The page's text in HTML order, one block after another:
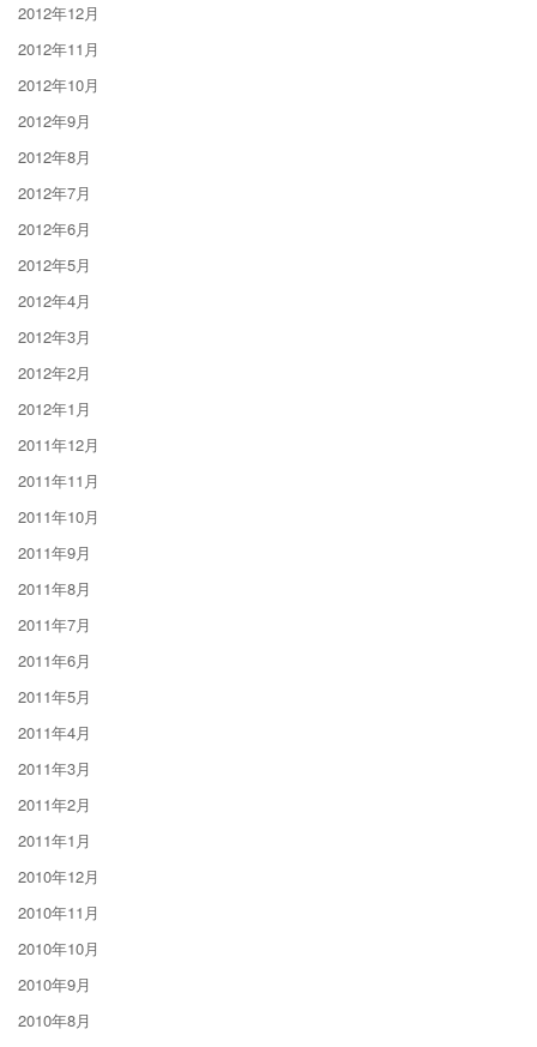
2012年12月
2012年11月
2012年10月
2012年9月
2012年8月
2012年7月
2012年6月
2012年5月
2012年4月
2012年3月
2012年2月
2012年1月
2011年12月
2011年11月
2011年10月
2011年9月
2011年8月
2011年7月
2011年6月
2011年5月
2011年4月
2011年3月
2011年2月
2011年1月
2010年12月
2010年11月
2010年10月
2010年9月
2010年8月